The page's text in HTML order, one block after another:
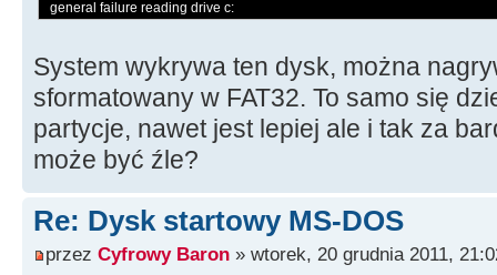
general failure reading drive c:
System wykrywa ten dysk, można
sformatowany w FAT32. To samo się
partycje, nawet jest lepiej ale i tak za
może być źle?
Re: Dysk startowy MS-DOS
przez Cyfrowy Baron » wtorek, 20 grudnia 2011,